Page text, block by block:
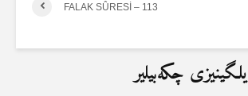
FALAK SÛRESİ – 113
چکەبیلیر